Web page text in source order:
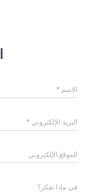
الاسم *
البريد الإلكتروني *
الموقع الإلكتروني
في ماذا تفكر؟